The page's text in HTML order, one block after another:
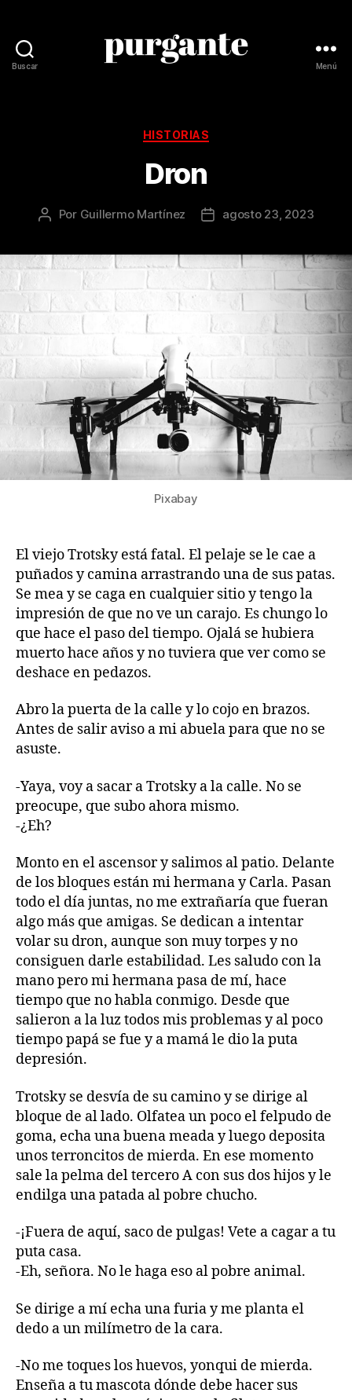
Buscar Menú
Categorías
HISTORIAS
Dron
Autor
publicación
Por Guillermo Martínez
Fecha
publicación
agosto 23, 2023
Pixabay
El viejo Trotsky está fatal. El pelaje se le cae a
puñados y camina arrastrando una de sus patas.
Se mea y se caga en cualquier sitio y tengo la
impresión de que no ve un carajo. Es chungo lo
que hace el paso del tiempo. Ojalá se hubiera
muerto hace años y no tuviera que ver como se
deshace en pedazos.
Abro la puerta de la calle y lo cojo en brazos.
Antes de salir aviso a mi abuela para que no se
asuste.
-Yaya, voy a sacar a Trotsky a la calle. No se
preocupe, que subo ahora mismo.
-¿Eh?
Monto en el ascensor y salimos al patio. Delante
de los bloques están mi hermana y Carla. Pasan
todo el día juntas, no me extrañaría que fueran
algo más que amigas. Se dedican a intentar
volar su dron, aunque son muy torpes y no
consiguen darle estabilidad. Les saludo con la
mano pero mi hermana pasa de mí, hace
tiempo que no habla conmigo. Desde que
salieron a la luz todos mis problemas y al poco
tiempo papá se fue y a mamá le dio la puta
depresión.
Trotsky se desvía de su camino y se dirige al
bloque de al lado. Olfatea un poco el felpudo de
goma, echa una buena meada y luego deposita
unos terroncitos de mierda. En ese momento
sale la pelma del tercero A con sus dos hijos y le
endilga una patada al pobre chucho.
-¡Fuera de aquí, saco de pulgas! Vete a cagar a tu
puta casa.
-Eh, señora. No le haga eso al pobre animal.
Se dirige a mí echa una furia y me planta el
dedo a un milímetro de la cara.
-No me toques los huevos, yonqui de mierda.
Enseña a tu mascota dónde debe hacer sus